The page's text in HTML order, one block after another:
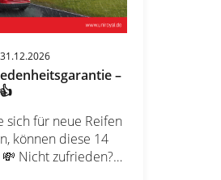
24 Monate
sowie Ihren
–
sich für neue Reifen
können diese 14